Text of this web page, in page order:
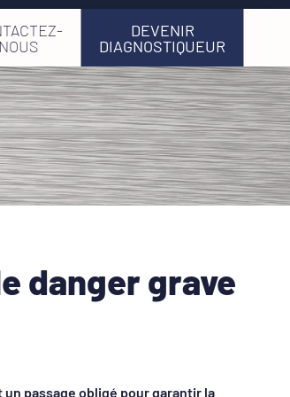
NOUS
DEVENIR
DIAGNOSTIQUEUR
danger grave
passage obligé pour garantir la